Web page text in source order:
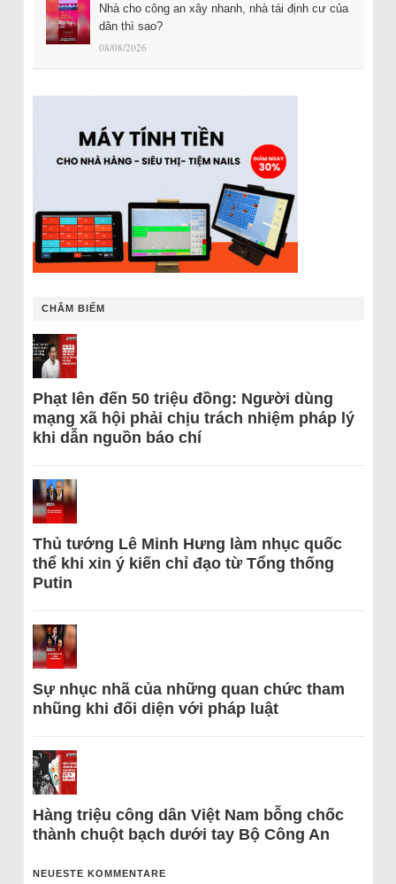
Nhà cho công an xây nhanh, nhà tái định cư của
dân thì sao?
08/08/2026
CHÂM BIẾM
Phạt lên đến 50 triệu đồng: Người dùng
mạng xã hội phải chịu trách nhiệm pháp lý
khi dẫn nguồn báo chí
Thủ tướng Lê Minh Hưng làm nhục quốc
thể khi xin ý kiến chỉ đạo từ Tổng thống
Putin
Sự nhục nhã của những quan chức tham
nhũng khi đối diện với pháp luật
Hàng triệu công dân Việt Nam bỗng chốc
thành chuột bạch dưới tay Bộ Công An
NEUESTE KOMMENTARE